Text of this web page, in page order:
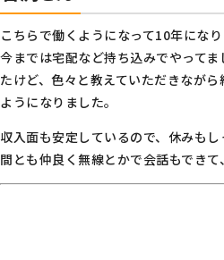
こちらで働くようになって10年になり
今までは宅配など持ち込みでやって
たけど、色々と教えていただきなが
ようになりました。
収入面も安定しているので、休みも
間とも仲良く無線とかで会話もできて